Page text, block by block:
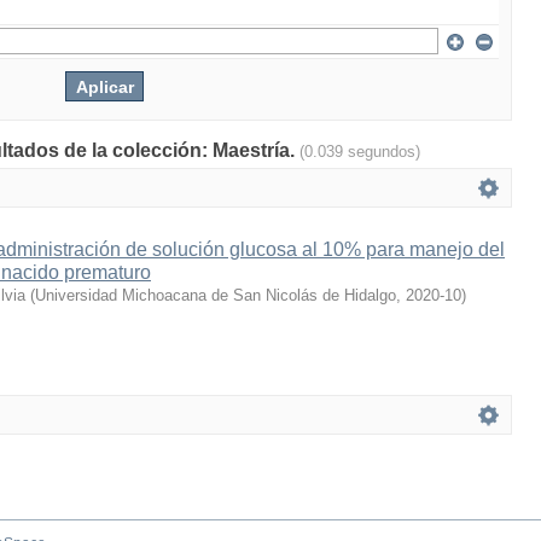
de la colección: Maestría. (0.039 segundos)
de solución glucosa al 10% para manejo del
prematuro
(Universidad Michoacana de San Nicolás de Hidalgo, 2020-10)